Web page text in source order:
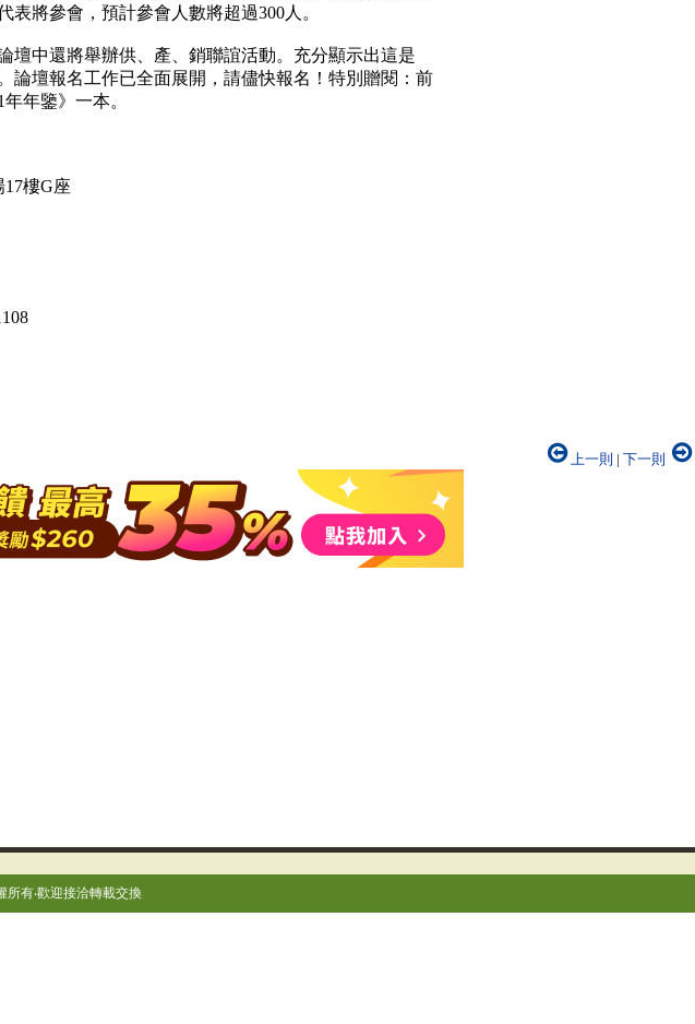
將參會，預計參會人數將超過300人。
壇中還將舉辦供、產、銷聯誼活動。充分顯示出這是
論壇報名工作已全面展開，請儘快報名！特別贈閱：前
年鑒》一本。
17樓G座
上一則 | 下一則
所有‧歡迎接洽轉載交換